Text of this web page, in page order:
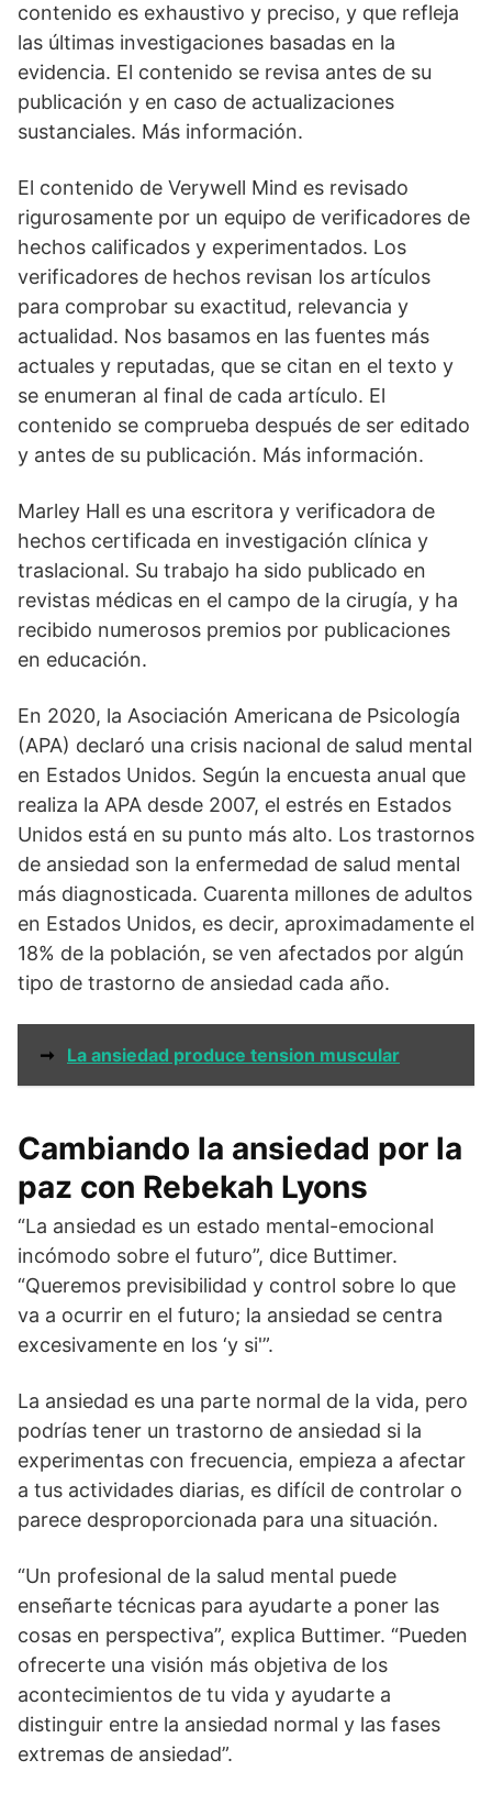
contenido es exhaustivo y preciso, y que refleja
las últimas investigaciones basadas en la
evidencia. El contenido se revisa antes de su
publicación y en caso de actualizaciones
sustanciales. Más información.
El contenido de Verywell Mind es revisado
rigurosamente por un equipo de verificadores de
hechos calificados y experimentados. Los
verificadores de hechos revisan los artículos
para comprobar su exactitud, relevancia y
actualidad. Nos basamos en las fuentes más
actuales y reputadas, que se citan en el texto y
se enumeran al final de cada artículo. El
contenido se comprueba después de ser editado
y antes de su publicación. Más información.
Marley Hall es una escritora y verificadora de
hechos certificada en investigación clínica y
traslacional. Su trabajo ha sido publicado en
revistas médicas en el campo de la cirugía, y ha
recibido numerosos premios por publicaciones
en educación.
En 2020, la Asociación Americana de Psicología
(APA) declaró una crisis nacional de salud mental
en Estados Unidos. Según la encuesta anual que
realiza la APA desde 2007, el estrés en Estados
Unidos está en su punto más alto. Los trastornos
de ansiedad son la enfermedad de salud mental
más diagnosticada. Cuarenta millones de adultos
en Estados Unidos, es decir, aproximadamente el
18% de la población, se ven afectados por algún
tipo de trastorno de ansiedad cada año.
➞ La ansiedad produce tension muscular
Cambiando la ansiedad por la
paz con Rebekah Lyons
“La ansiedad es un estado mental-emocional
incómodo sobre el futuro”, dice Buttimer.
“Queremos previsibilidad y control sobre lo que
va a ocurrir en el futuro; la ansiedad se centra
excesivamente en los ‘y si'”.
La ansiedad es una parte normal de la vida, pero
podrías tener un trastorno de ansiedad si la
experimentas con frecuencia, empieza a afectar
a tus actividades diarias, es difícil de controlar o
parece desproporcionada para una situación.
“Un profesional de la salud mental puede
enseñarte técnicas para ayudarte a poner las
cosas en perspectiva”, explica Buttimer. “Pueden
ofrecerte una visión más objetiva de los
acontecimientos de tu vida y ayudarte a
distinguir entre la ansiedad normal y las fases
extremas de ansiedad”.